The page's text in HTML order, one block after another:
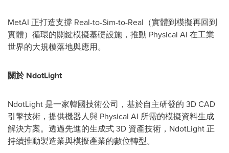
MetAI 正打造支撐 Real-to-Sim-to-Real（實體到模擬再回到
實體）循環的關鍵模擬基礎設施，推動 Physical AI 在工業
世界的大規模落地與應用。
關於 NdotLight
NdotLight 是一家韓國技術公司，基於自主研發的 3D CAD
引擎技術，提供機器人與 Physical AI 所需的模擬資料生成
解決方案。透過先進的生成式 3D 資產技術，NdotLight 正
持續推動製造業與模擬產業的數位轉型。